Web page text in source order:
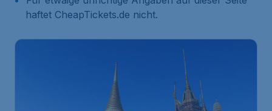
haftet CheapTickets.de nicht.